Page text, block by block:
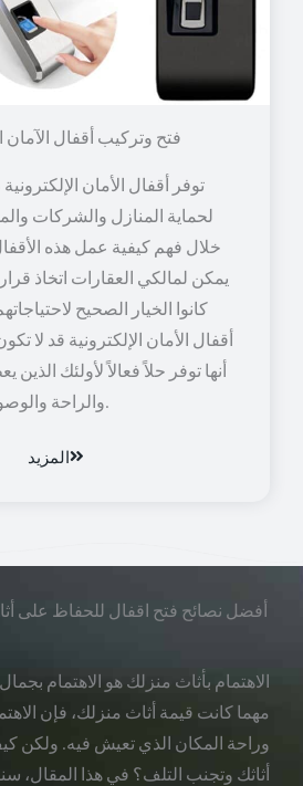
توفر أقفال الأمان
لحماية المنازل والشركات
خلال فهم كيفية عمل هذه
يمكن لمالكي العقارات اتخاذ
كانوا الخيار الصحيح
أقفال الأمان الإلكترونية قد لا
أنها توفر حلاً فعالاً لأولئك الذين
والراحة والوصول القابل للتخصيص.
المزيد
أفضل نصائح فتح اقفال للحفاظ على
الاهتمام بأثاث منزلك هو الاهتمام
مهما كانت قيمة أثاث منزلك، فإن
وراحة المكان الذي تعيش فيه. ولكن
أثاثك وتجنب التلف؟ في هذا المقال،